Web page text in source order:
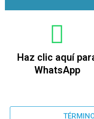
Haz clic aquí
WhatsApp